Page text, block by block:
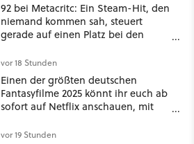
92 bei Metacritc: Ein Steam-Hit, den
niemand kommen sah, steuert
gerade auf einen Platz bei den
vor 18 Stunden
Einen der größten deutschen
Fantasyfilme 2025 könnt ihr euch ab
sofort auf Netflix anschauen, mit
vor 19 Stunden